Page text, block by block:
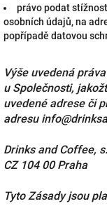
právo podat
osobních údajů, na
popřípadě datovou
Výše uvedená
u Společnosti,
uvedené adrese či
adresu
Drinks and Coffee,
CZ 104 00 Praha
Tyto Zásady jsou